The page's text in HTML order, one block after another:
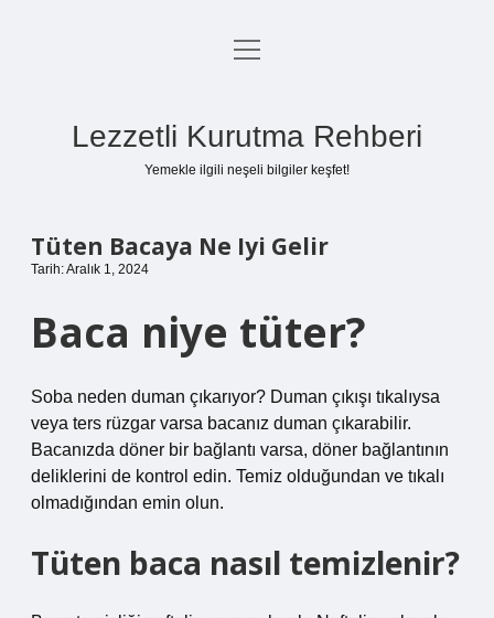
Anasayfa
menüyü
Lezzetli Kurutma Rehberi
Yemekle ilgili neşeli bilgiler keşfet!
Tüten Bacaya Ne Iyi Gelir
Tarih: Aralık 1, 2024
Baca niye tüter?
Soba neden duman çıkarıyor? Duman çıkışı tıkalıysa
veya ters rüzgar varsa bacanız duman çıkarabilir.
Bacanızda döner bir bağlantı varsa, döner bağlantının
deliklerini de kontrol edin. Temiz olduğundan ve tıkalı
olmadığından emin olun.
Tüten baca nasıl temizlenir?